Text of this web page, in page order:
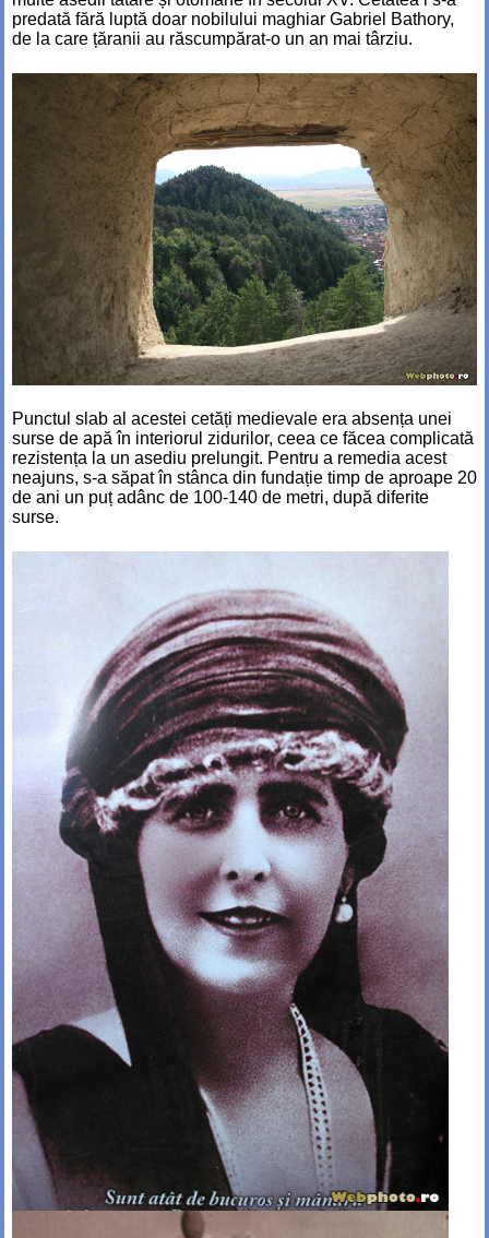
predată fără luptă doar nobilului maghiar Gabriel Bathory,
de la care țăranii au răscumpărat-o un an mai târziu.
Punctul slab al acestei cetăți medievale era absența unei
surse de apă în interiorul zidurilor, ceea ce făcea complicată
rezistența la un asediu prelungit. Pentru a remedia acest
neajuns, s-a săpat în stânca din fundație timp de aproape 20
de ani un puț adânc de 100-140 de metri, după diferite
surse.